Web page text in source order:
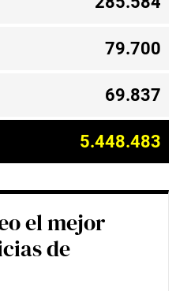
79.700
69.837
5.448.483
el mejor
de